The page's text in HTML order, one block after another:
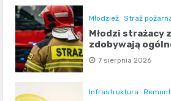
Młodzież Straż
Młodzi strażacy
zdobywają
7 sierpnia 2026
Infrastruktura